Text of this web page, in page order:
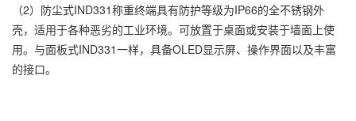
（2）防尘式IND331称重终端具有防护等级为IP66的全不锈钢外
壳，适用于各种恶劣的工业环境。可放置于桌面或安装于墙面上使
用。与面板式IND331一样，具备OLED显示屏、操作界面以及丰富
的接口。